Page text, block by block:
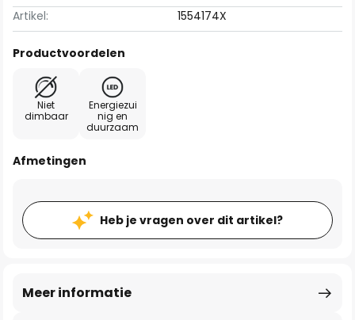
Artikel:
1554174X
Productvoordelen
Niet
dimbaar
Energiezui
nig en
duurzaam
Afmetingen
Heb je vragen over dit artikel?
Meer informatie